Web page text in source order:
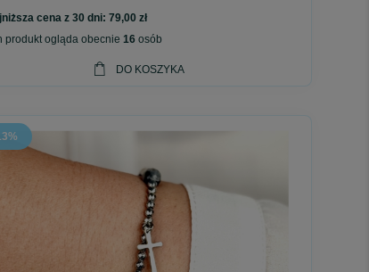
jest darem.
cena z 30 dni: 79,00 zł
produkt ogląda obecnie 16 osób
DO KOSZYKA